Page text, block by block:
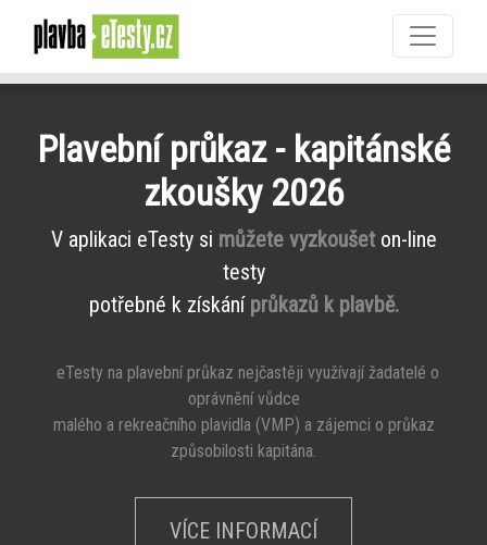
Plavební průkaz - kapitánské
zkoušky 2026
V aplikaci eTesty si můžete vyzkoušeton-line
testy
potřebné k získání průkazů k plavbě.
eTesty na plavební průkaz nejčastěji využívají žadatelé o
oprávnění vůdce
malého a rekreačního plavidla (VMP) a zájemci o průkaz
způsobilosti kapitána.
VÍCE INFORMACÍ